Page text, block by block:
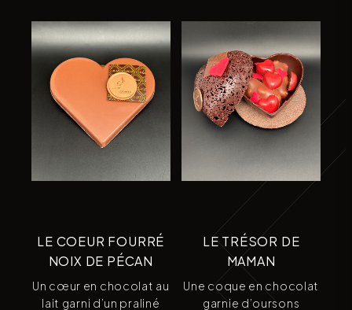
LE COEUR FOURRÉ
NOIX DE PÉCAN
Un cœur en chocolat au
lait garni d’un praliné
LE TRÉSOR DE
MAMAN
Une coque en chocolat
garnie d’oursons